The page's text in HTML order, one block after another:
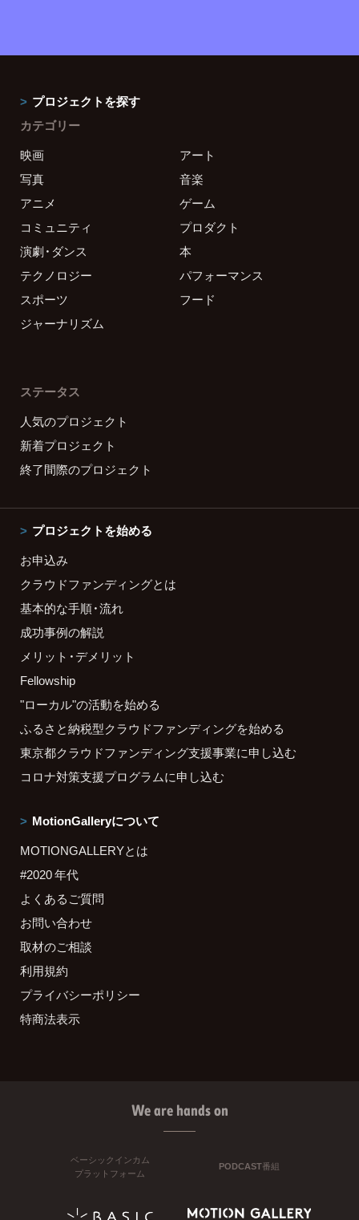
プロジェクトを探す
カテゴリー
映画
アート
写真
音楽
アニメ
ゲーム
コミュニティ
プロダクト
演劇・ダンス
本
テクノロジー
パフォーマンス
スポーツ
フード
ジャーナリズム
ステータス
人気のプロジェクト
新着プロジェクト
終了間際のプロジェクト
プロジェクトを始める
お申込み
クラウドファンディングとは
基本的な手順・流れ
成功事例の解説
メリット・デメリット
Fellowship
"ローカル"の活動を始める
ふるさと納税型クラウドファンディングを始める
東京都クラウドファンディング支援事業に申し込む
コロナ対策支援プログラムに申し込む
MotionGalleryについて
MOTIONGALLERYとは
#2020 年代
よくあるご質問
お問い合わせ
取材のご相談
利用規約
プライバシーポリシー
特商法表示
We are hands on
ベーシックインカム
プラットフォーム
PODCAST番組